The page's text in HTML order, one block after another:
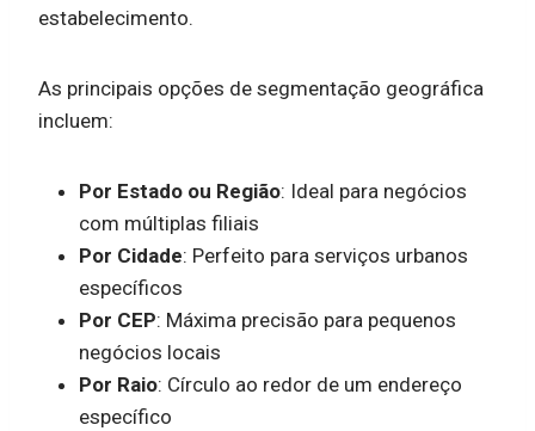
estabelecimento.
As principais opções de segmentação geográfica
incluem:
Por Estado ou Região: Ideal para negócios
com múltiplas filiais
Por Cidade: Perfeito para serviços urbanos
específicos
Por CEP: Máxima precisão para pequenos
negócios locais
Por Raio: Círculo ao redor de um endereço
específico